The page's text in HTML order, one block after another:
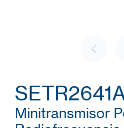
Minitransmisor